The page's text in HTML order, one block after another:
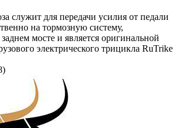
служит для передачи усилия от педали
на тормозную систему,
мосте и является оригинальной
электрического трицикла RuTrike